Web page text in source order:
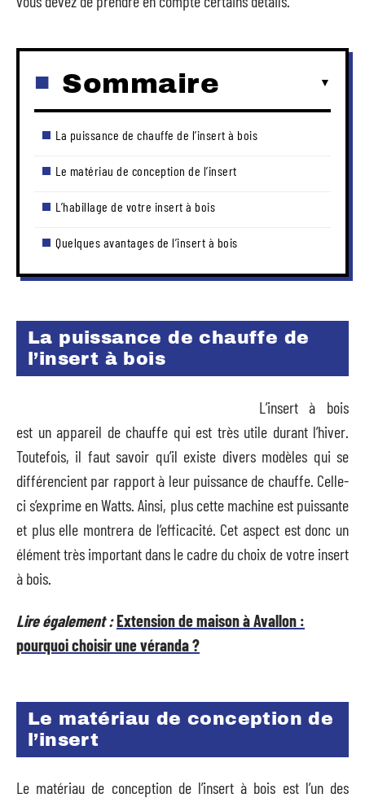
Sommaire
La puissance de chauffe de l’insert à bois
Le matériau de conception de l’insert
L’habillage de votre insert à bois
Quelques avantages de l’insert à bois
La puissance de chauffe de
l’insert à bois
L’insert à bois
est un appareil de chauffe qui est très utile durant l’hiver.
Toutefois, il faut savoir qu’il existe divers modèles qui se
différencient par rapport à leur puissance de chauffe. Celle-
ci s’exprime en Watts. Ainsi, plus cette machine est puissante
et plus elle montrera de l’efficacité. Cet aspect est donc un
élément très important dans le cadre du choix de votre insert
à bois.
Lire également :Extension de maison à Avallon :
pourquoi choisir une véranda ?
Le matériau de conception de
l’insert
Le matériau de conception de l’insert à bois est l’un des